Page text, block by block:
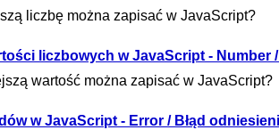
liczbę można zapisać w JavaScript?
liczbowych w JavaScript - Number
wartość można zapisać w JavaScript?
w JavaScript - Error / Błąd